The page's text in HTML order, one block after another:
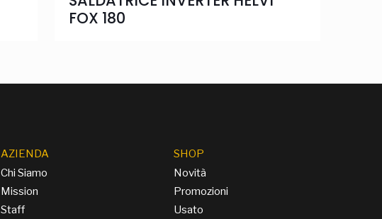
FOX 180
AZIENDA
Chi Siamo
Mission
Staff
SHOP
Novità
Promozioni
Usato